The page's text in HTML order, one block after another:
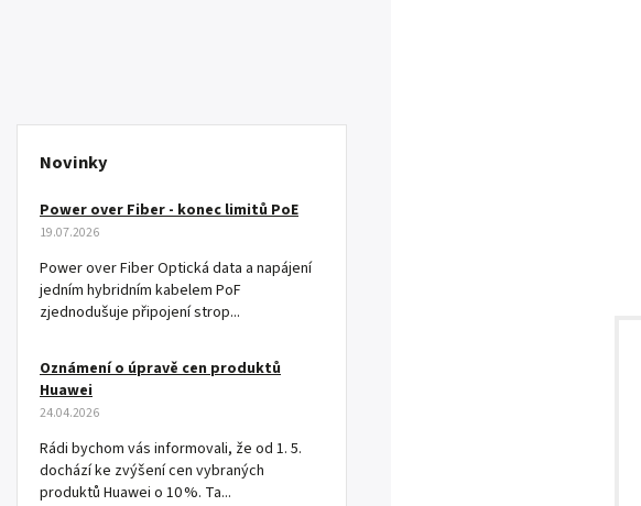
Novinky
Power over Fiber - konec limitů PoE
19.07.2026
Power over Fiber Optická data a napájení
jedním hybridním kabelem PoF
zjednodušuje připojení strop...
Oznámení o úpravě cen produktů
Huawei
24.04.2026
Rádi bychom vás informovali, že od 1. 5.
dochází ke zvýšení cen vybraných
produktů Huawei o 10 %. Ta...